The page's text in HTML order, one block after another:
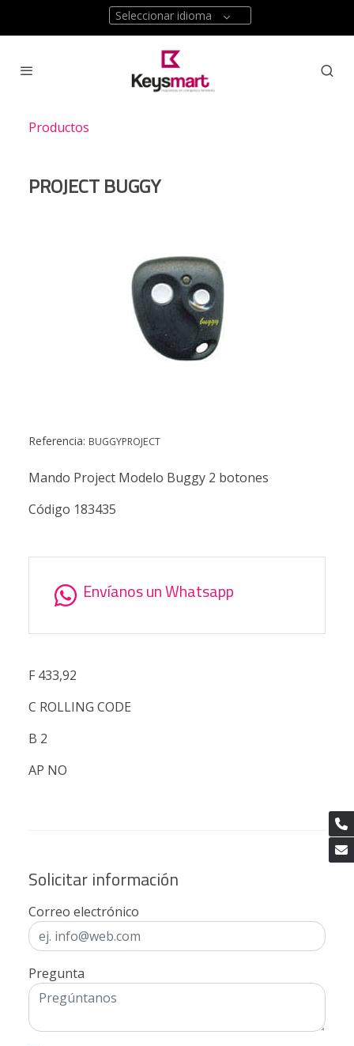
Seleccionar idioma
Productos
PROJECT BUGGY
Referencia: BUGGYPROJECT
Mando Project Modelo Buggy 2 botones
Código 183435
Envíanos un Whatsapp
F 433,92
C ROLLING CODE
B 2
AP NO
Solicitar información
Correo electrónico
Pregunta